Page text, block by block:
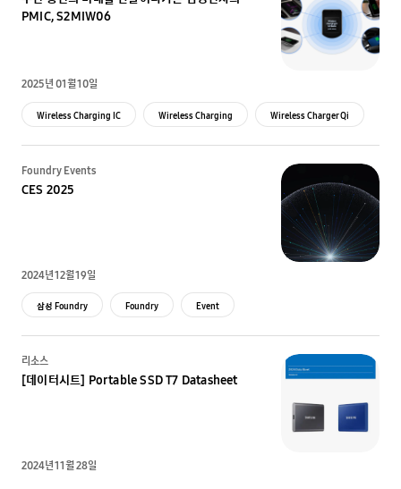
PMIC, S2MIW06
2025년 01월 10일
Wireless Charging IC Wireless Charging
Wireless Charger Qi
Foundry Events
CES 2025
2024년 12월 19일
삼성 Foundry Foundry Event
리소스
[데이터시트] Portable SSD T7 Datasheet
2024년 11월 28일